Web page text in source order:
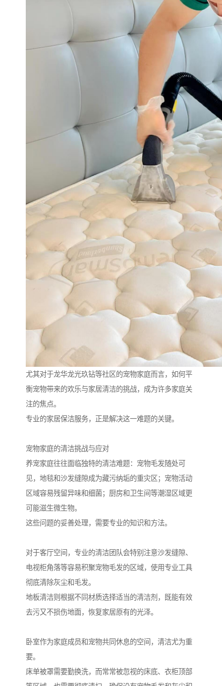
尤其对于龙华龙光玖钻等社区的宠物家庭而言，如何平
衡宠物带来的欢乐与家居清洁的挑战，成为许多家庭关
注的焦点。
专业的家居保洁服务，正是解决这一难题的关键。
宠物家庭的清洁挑战与应对
养宠家庭往往面临独特的清洁难题：宠物毛发随处可
见，地毯和沙发缝隙成为藏污纳垢的重灾区；宠物活动
区域容易残留异味和细菌；厨房和卫生间等潮湿区域更
可能滋生微生物。
这些问题的妥善处理，需要专业的知识和方法。
对于客厅空间，专业的清洁团队会特别注意沙发缝隙、
电视柜角落等容易积聚宠物毛发的区域，使用专业工具
彻底清除灰尘和毛发。
地板清洁则根据不同材质选择适当的清洁剂，既能有效
去污又不损伤地面，恢复家居原有的光泽。
卧室作为家庭成员和宠物共同休息的空间，清洁尤为重
要。
床单被罩需要勤换洗，而常常被忽视的床底、衣柜顶部